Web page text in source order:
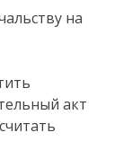
на
акт